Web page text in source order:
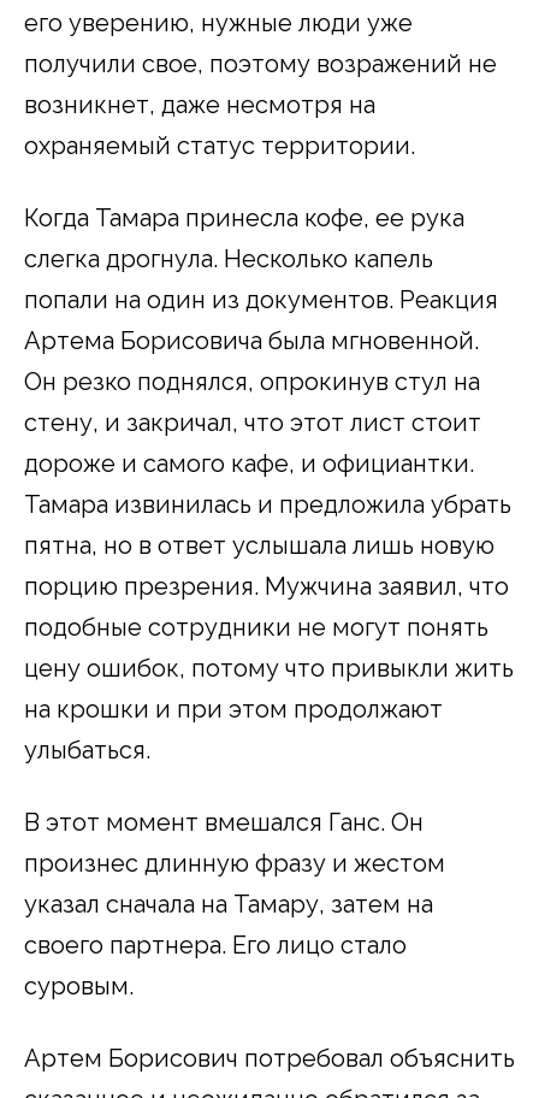
его уверению, нужные люди уже
получили свое, поэтому возражений не
возникнет, даже несмотря на
охраняемый статус территории.
Когда Тамара принесла кофе, ее рука
слегка дрогнула. Несколько капель
попали на один из документов. Реакция
Артема Борисовича была мгновенной.
Он резко поднялся, опрокинув стул на
стену, и закричал, что этот лист стоит
дороже и самого кафе, и официантки.
Тамара извинилась и предложила убрать
пятна, но в ответ услышала лишь новую
порцию презрения. Мужчина заявил, что
подобные сотрудники не могут понять
цену ошибок, потому что привыкли жить
на крошки и при этом продолжают
улыбаться.
В этот момент вмешался Ганс. Он
произнес длинную фразу и жестом
указал сначала на Тамару, затем на
своего партнера. Его лицо стало
суровым.
Артем Борисович потребовал объяснить